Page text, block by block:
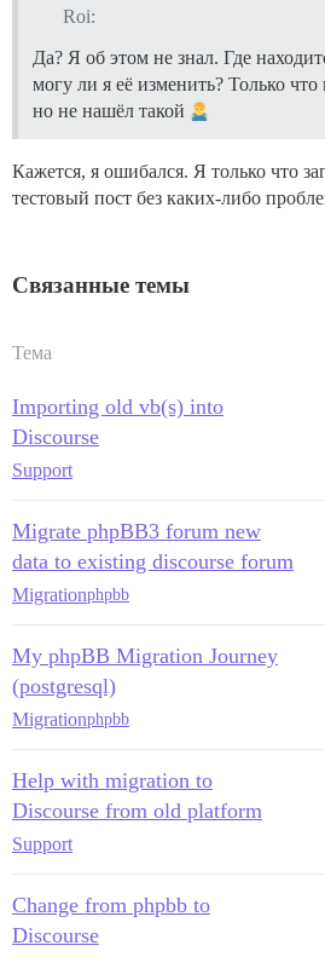
Roi:
Да? Я об этом не знал. Где
могу ли я её изменить? Только
но не нашёл такой
Кажется, я ошибался. Я только что
тестовый пост без каких-либо
Связанные темы
Тема
Importing old vb(s) into
Discourse
Support
Migrate phpBB3 forum new
data to existing discourse forum
Migrationphpbb
My phpBB Migration Journey
(postgresql)
Migrationphpbb
Help with migration to
Discourse from old platform
Support
Change from phpbb to
Discourse